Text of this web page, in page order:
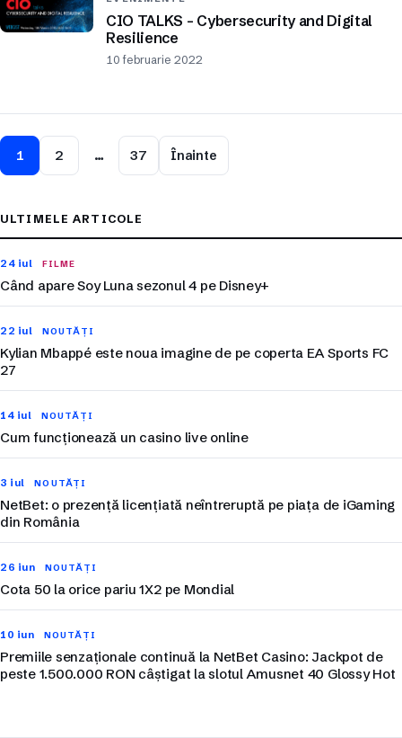
CIO TALKS – Cybersecurity and Digital
Resilience
10 februarie 2022
1 2 … 37 Înainte
ULTIMELE ARTICOLE
24 iul FILME
Când apare Soy Luna sezonul 4 pe Disney+
22 iul NOUTĂȚI
Kylian Mbappé este noua imagine de pe coperta EA Sports FC
27
14 iul NOUTĂȚI
Cum funcționează un casino live online
3 iul NOUTĂȚI
NetBet: o prezență licențiată neîntreruptă pe piața de iGaming
din România
26 iun NOUTĂȚI
Cota 50 la orice pariu 1X2 pe Mondial
10 iun NOUTĂȚI
Premiile senzaționale continuă la NetBet Casino: Jackpot de
peste 1.500.000 RON câștigat la slotul Amusnet 40 Glossy Hot